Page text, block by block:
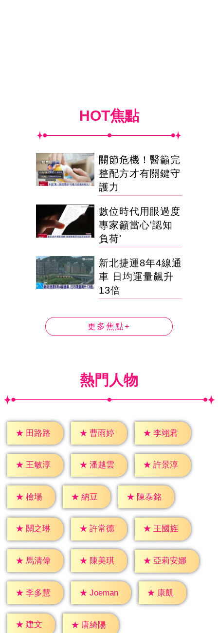
HOT焦點
關節危機！醫籲完
整配方才有關鍵守
護力
數位時代用眼過度
專家籲當心'認知
負荷'
新北捷運8年4線通
車 日均運量飆升
13倍
更多焦點+
熱門人物
★ 田路路 ★ 曹雨婷 ★ 李翊君
★ 王敏淳 ★ 潘越雲 ★ 許景淳
★ 檢場 ★ 納豆 ★ 陳泰銘
★ 關之琳 ★ 許常德 ★ 王國旌
★ 馬清偉 ★ 陳美琪 ★ 亞莉安娜
★ 李多慧 ★ Joeman ★ 康凱
★ 建文 ★ 唐綺陽